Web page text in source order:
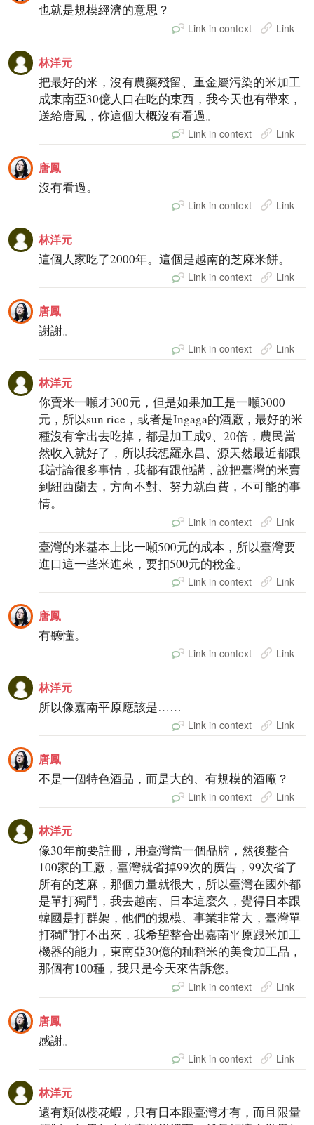
也就是規模經濟的意思？
Link in context Link
林洋元
把最好的米，沒有農藥殘留、重金屬污染的米加工
成東南亞30億人口在吃的東西，我今天也有帶來，
送給唐鳳，你這個大概沒有看過。
Link in context Link
唐鳳
沒有看過。
Link in context Link
林洋元
這個人家吃了2000年。這個是越南的芝麻米餅。
Link in context Link
唐鳳
謝謝。
Link in context Link
林洋元
你賣米一噸才300元，但是如果加工是一噸3000
元，所以sun rice，或者是Ingaga的酒廠，最好的米
種沒有拿出去吃掉，都是加工成9、20倍，農民當
然收入就好了，所以我想羅永昌、源天然最近都跟
我討論很多事情，我都有跟他講，說把臺灣的米賣
到紐西蘭去，方向不對、努力就白費，不可能的事
情。
Link in context Link
臺灣的米基本上比一噸500元的成本，所以臺灣要
進口這一些米進來，要扣500元的稅金。
Link in context Link
唐鳳
有聽懂。
Link in context Link
林洋元
所以像嘉南平原應該是……
Link in context Link
唐鳳
不是一個特色酒品，而是大的、有規模的酒廠？
Link in context Link
林洋元
像30年前要註冊，用臺灣當一個品牌，然後整合
100家的工廠，臺灣就省掉99次的廣告，99次省了
所有的芝麻，那個力量就很大，所以臺灣在國外都
是單打獨鬥，我去越南、日本這麼久，覺得日本跟
韓國是打群架，他們的規模、事業非常大，臺灣單
打獨鬥打不出來，我希望整合出嘉南平原跟米加工
機器的能力，東南亞30億的秈稻米的美食加工品，
那個有100種，我只是今天來告訴您。
Link in context Link
唐鳳
感謝。
Link in context Link
林洋元
還有類似櫻花蝦，只有日本跟臺灣才有，而且限量